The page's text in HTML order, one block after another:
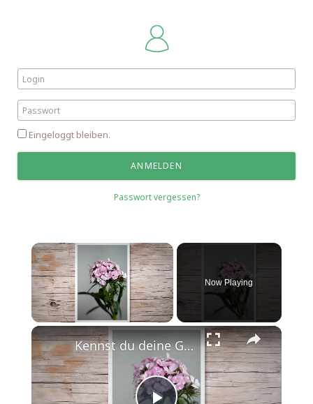
Eingeloggt bleiben.
Passwort vergessen?
×
Now Playing
×
Kennst du deine Geburtsblume?